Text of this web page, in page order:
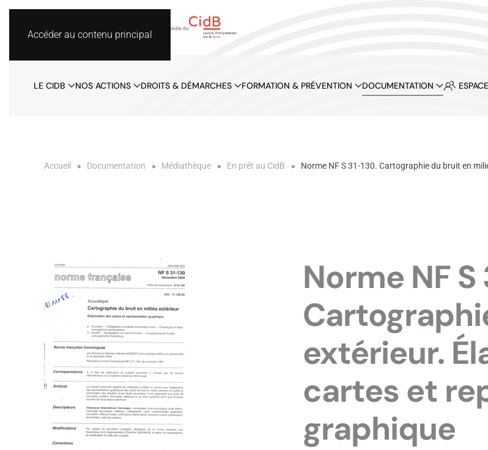
Accéder au contenu principal
LE CIDB NOS ACTIONS DROITS & DÉMARCHES FORMATION & PRÉVENTION DOCUMENTATION
Accueil Documentation Médiathèque En prêt au CidB Norme NF S 31-130. Cartographie du bruit en
Norme NF S
extérieur.
cartes et
graphique